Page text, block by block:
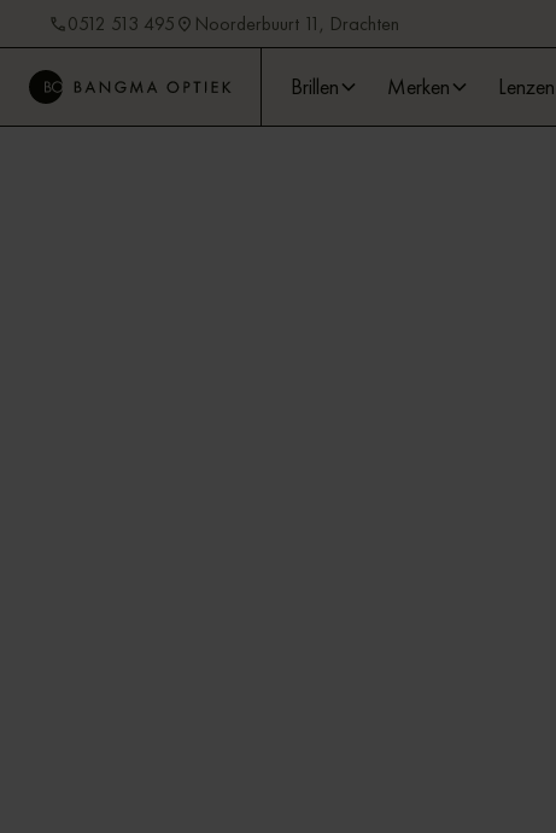
0512 513 495 Noorderbuurt 11, Drachten
Brillen Merken Lenzen